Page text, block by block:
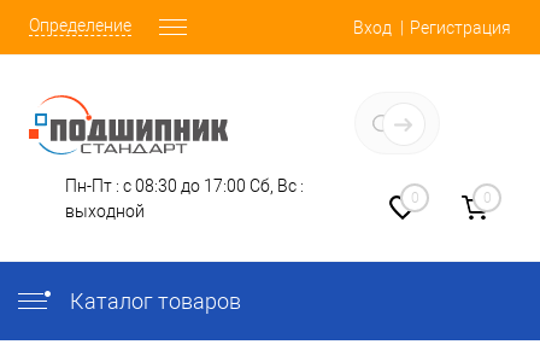
Определение Вход Регистрация
Пн-Пт : с 08:30 до 17:00 Сб, Вс :
выходной
0 0
Каталог товаров